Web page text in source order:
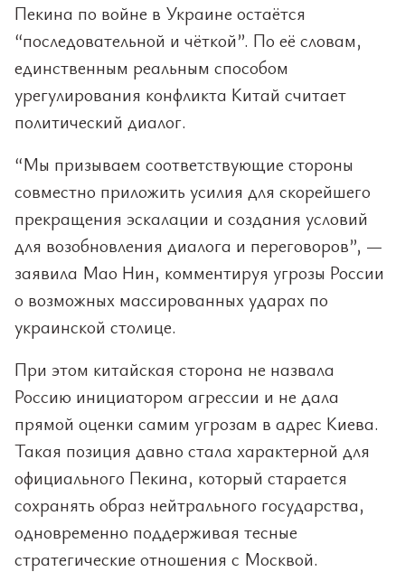
Пекина по войне в Украине остаётся
“последовательной и чёткой”. По её словам,
единственным реальным способом
урегулирования конфликта Китай считает
политический диалог.
“Мы призываем соответствующие стороны
совместно приложить усилия для скорейшего
прекращения эскалации и создания условий
для возобновления диалога и переговоров”, —
заявила Мао Нин, комментируя угрозы России
о возможных массированных ударах по
украинской столице.
При этом китайская сторона не назвала
Россию инициатором агрессии и не дала
прямой оценки самим угрозам в адрес Киева.
Такая позиция давно стала характерной для
официального Пекина, который старается
сохранять образ нейтрального государства,
одновременно поддерживая тесные
стратегические отношения с Москвой.